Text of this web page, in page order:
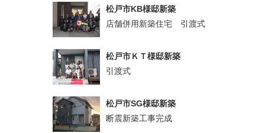
松戸市KB様邸新築
店舗併用新築住宅 引渡式
松戸市ＫＴ様邸新築
引渡式
松戸市SG様邸新築
断震新築工事完成